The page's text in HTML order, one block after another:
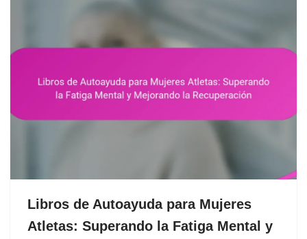
Libros de Autoayuda para Mujeres
Atletas: Superando la Fatiga Mental y